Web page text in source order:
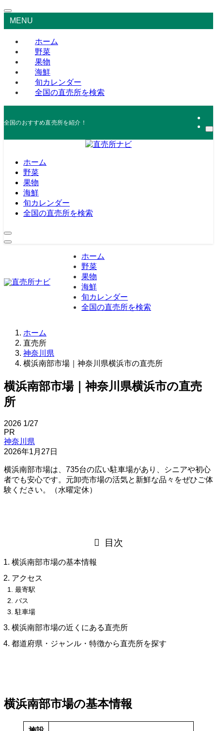
MENU
ホーム
野菜
果物
海鮮
旬カレンダー
全国の直売所を検索
全国のおすすめ直売所を紹介！
ホーム
野菜
果物
海鮮
旬カレンダー
全国の直売所を検索
ホーム
野菜
果物
海鮮
旬カレンダー
全国の直売所を検索
ホーム
直売所
神奈川県
横浜南部市場｜神奈川県横浜市の直売所
横浜南部市場｜神奈川県横浜市の直売
所
2026 1/27
PR
神奈川県
2026年1月27日
横浜南部市場は、735台の広い駐車場があり、シニアや初心
者でも安心です。元卸売市場の活気と新鮮な品々をぜひご体
験ください。（水曜定休）
目次
横浜南部市場の基本情報
アクセス
最寄駅
バス
駐車場
横浜南部市場の近くにある直売所
都道府県・ジャンル・特徴から直売所を探す
横浜南部市場の基本情報